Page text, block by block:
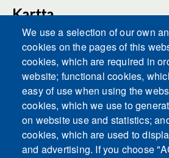
Kartta
This content is blocked
cookies have not
ACCEPT ALL
Only accept Embeds
We use a selection of our own
cookies on the pages of this
cookies, which are required in
website; functional cookies,
easy of use when using the
cookies, which we use to
on website use and statistics;
cookies, which are used to
and advertising. If you choose